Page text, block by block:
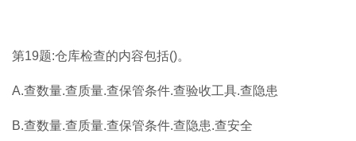
第19题:仓库检查的内容包括()。
A.查数量.查质量.查保管条件.查验收工具.查隐患
B.查数量.查质量.查保管条件.查隐患.查安全